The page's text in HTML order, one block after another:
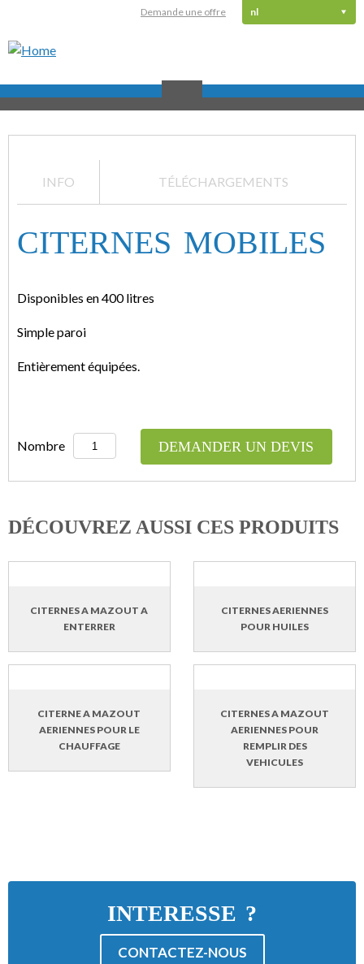
nl
Demande une offre
>
mazout
mobiles
INFO TÉLÉCHARGEMENTS
CITERNES MOBILES
Disponibles en 400 litres
Simple paroi
Entièrement équipées.
Nombre DEMANDER UN DEVIS
DÉCOUVREZ AUSSI CES PRODUITS
CITERNES A MAZOUT A
ENTERRER
CITERNES AERIENNES
POUR HUILES
CITERNE A MAZOUT
AERIENNES POUR LE
CHAUFFAGE
CITERNES A MAZOUT
AERIENNES POUR
REMPLIR DES
VEHICULES
INTERESSE ?
CONTACTEZ-NOUS